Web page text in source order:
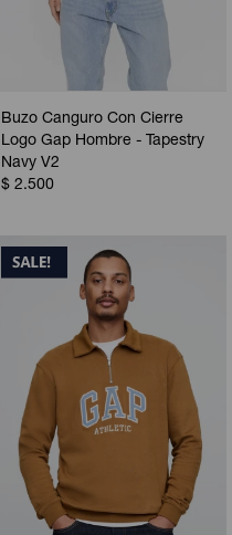
Buzo Canguro Con Cierre
Logo Gap Hombre - Tapestry
Navy V2
$ 2.500